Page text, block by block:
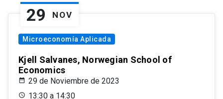
29 NOV
Microeconomía Aplicada
Kjell Salvanes, Norwegian School of
Economics
29 de Noviembre de 2023
13:30 a 14:30